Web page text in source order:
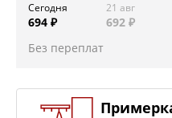
Сегодня
694 ₽
21 авг
692 ₽
Без переплат